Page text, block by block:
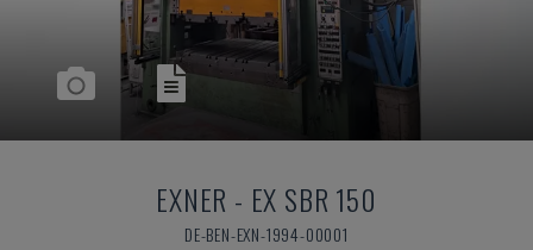
EXNER - EX SBR 150
DE-BEN-EXN-1994-00001